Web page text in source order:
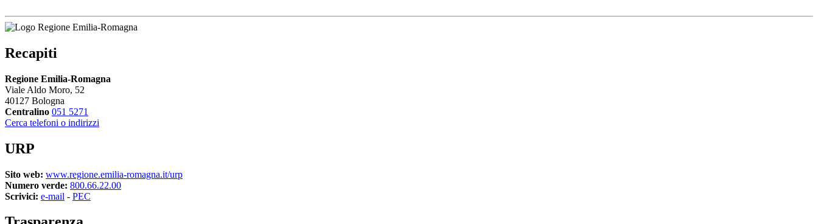
Recapiti
Regione Emilia-Romagna
Viale Aldo Moro, 52
40127 Bologna
Centralino 051 5271
Cerca telefoni o indirizzi
URP
Sito web: www.regione.emilia-romagna.it/urp
Numero verde: 800.66.22.00
Scrivici: e-mail - PEC